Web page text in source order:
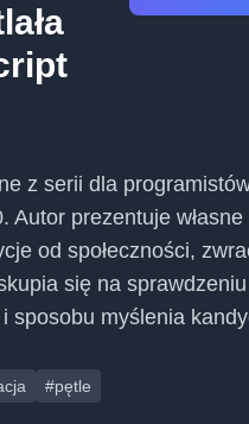
z serii dla
prezentuje
od społeczności,
się na sprawdzeniu
sposobu myślenia
#pętle